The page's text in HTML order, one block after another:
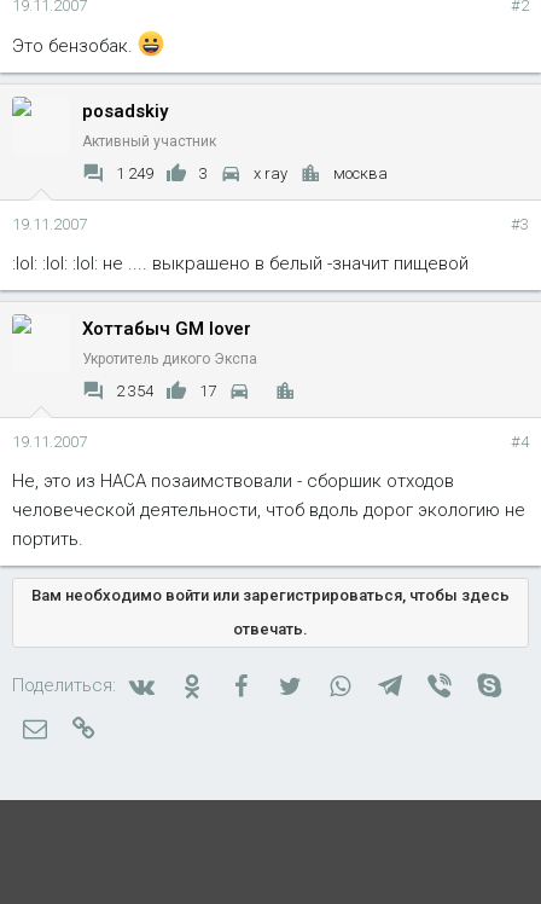
19.11.2007 #2
Это бензобак.
posadskiy
Активный участник
1 249 3 x ray москва
19.11.2007 #3
:lol: :lol: :lol: не .... выкрашено в белый -значит пищевой
Хоттабыч GM lover
Укротитель дикого Экспа
2 354 17
19.11.2007 #4
Не, это из НАСА позаимствовали - сборшик отходов
человеческой деятельности, чтоб вдоль дорог экологию не
портить.
Вам необходимо войти или зарегистрироваться, чтобы здесь
отвечать.
Поделиться: ВконтактеОдноклассники
FacebookTwitterWhatsAppTelegram
Viber
Электронная почта